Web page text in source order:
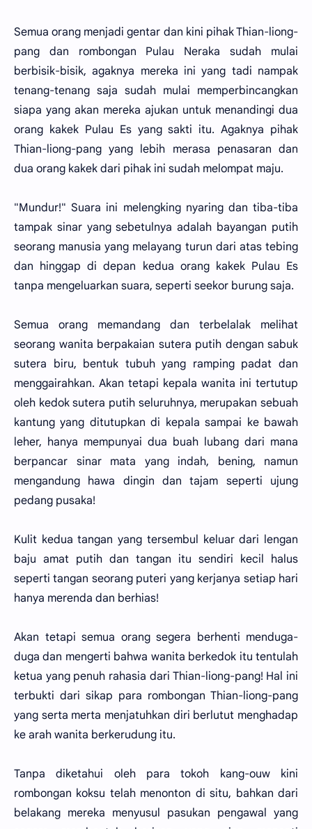
Semua orang menjadi gentar dan kini pihak Thian-liong-
pang dan rombongan Pulau Neraka sudah mulai
berbisik-bisik, agaknya mereka ini yang tadi nampak
tenang-tenang saja sudah mulai memperbincangkan
siapa yang akan mereka ajukan untuk menandingi dua
orang kakek Pulau Es yang sakti itu. Agaknya pihak
Thian-liong-pang yang lebih merasa penasaran dan
dua orang kakek dari pihak ini sudah melompat maju.
"Mundur!" Suara ini melengking nyaring dan tiba-tiba
tampak sinar yang sebetulnya adalah bayangan putih
seorang manusia yang melayang turun dari atas tebing
dan hinggap di depan kedua orang kakek Pulau Es
tanpa mengeluarkan suara, seperti seekor burung saja.
Semua orang memandang dan terbelalak melihat
seorang wanita berpakaian sutera putih dengan sabuk
sutera biru, bentuk tubuh yang ramping padat dan
menggairahkan. Akan tetapi kepala wanita ini tertutup
oleh kedok sutera putih seluruhnya, merupakan sebuah
kantung yang ditutupkan di kepala sampai ke bawah
leher, hanya mempunyai dua buah lubang dari mana
berpancar sinar mata yang indah, bening, namun
mengandung hawa dingin dan tajam seperti ujung
pedang pusaka!
Kulit kedua tangan yang tersembul keluar dari lengan
baju amat putih dan tangan itu sendiri kecil halus
seperti tangan seorang puteri yang kerjanya setiap hari
hanya merenda dan berhias!
Akan tetapi semua orang segera berhenti menduga-
duga dan mengerti bahwa wanita berkedok itu tentulah
ketua yang penuh rahasia dari Thian-liong-pang! Hal ini
terbukti dari sikap para rombongan Thian-liong-pang
yang serta merta menjatuhkan diri berlutut menghadap
ke arah wanita berkerudung itu.
Tanpa diketahui oleh para tokoh kang-ouw kini
rombongan koksu telah menonton di situ, bahkan dari
belakang mereka menyusul pasukan pengawal yang